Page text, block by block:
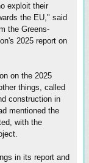
exploit their
the EU," said
the Greens-
2025 report on
on the 2025
things, called
construction in
mentioned the
with the
in its report and